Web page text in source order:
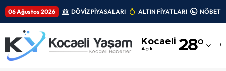
06 Ağustos 2026 DÖVİZ PİYASALARI ALTIN FİYATLARI
Kocaeli
Açık 28°
Adıyaman